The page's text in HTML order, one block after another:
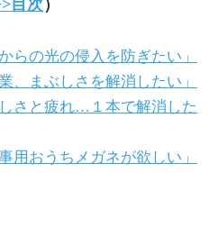
目次 ）
らの光の侵入を防ぎたい」
、まぶしさを解消したい」
さと疲れ…１本で解消した
用おうちメガネが欲しい」